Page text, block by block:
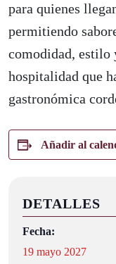
para quienes
permitiendo
comodidad, estilo
hospitalidad que
gastronómica
Añadir al
DETALLES
Fecha:
19 mayo 2027